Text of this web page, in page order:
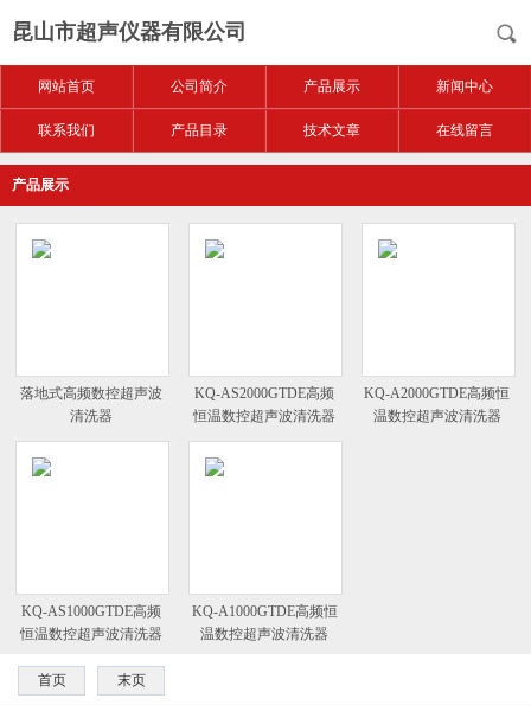
昆山市超声仪器有限公司
网站首页 公司简介 产品展示 新闻中心
联系我们 产品目录 技术文章 在线留言
产品展示
落地式高频数控超声波
清洗器
KQ-AS2000GTDE高频
恒温数控超声波清洗器
KQ-A2000GTDE高频恒
温数控超声波清洗器
KQ-AS1000GTDE高频
恒温数控超声波清洗器
KQ-A1000GTDE高频恒
温数控超声波清洗器
首页 末页